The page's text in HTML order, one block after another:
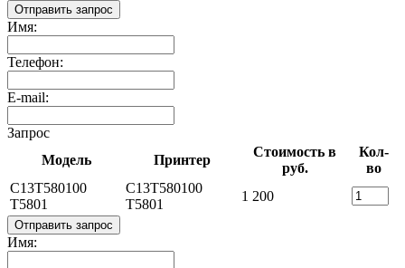
Отправить запрос
Имя:
Телефон:
E-mail:
Запрос
Модель
Принтер
Стоимость в
руб.
Кол-
во
C13T580100
T5801
C13T580100
T5801
1 200
Отправить запрос
Имя: